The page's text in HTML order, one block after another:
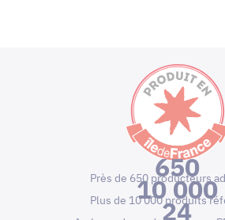
650
Près de 650 producteurs
10 000
Plus de 10 000 produits
24